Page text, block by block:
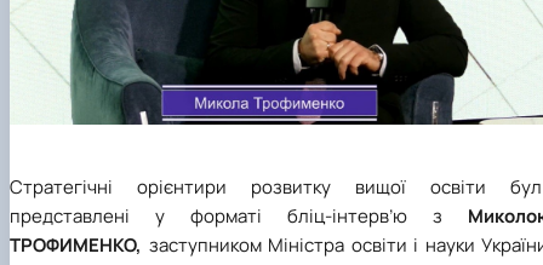
Стратегічні орієнтири розвитку вищої освіти
представлені у форматі бліц-інтерв’ю з
ТРОФИМЕНКО, заступником Міністра освіти і науки